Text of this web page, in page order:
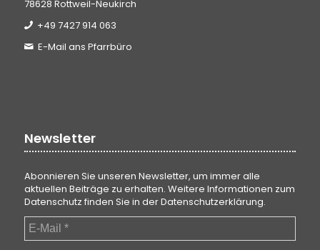
78628 Rottweil-Neukirch
+49 7427 914 063
E-Mail ans Pfarrbüro
Newsletter
Abonnieren Sie unseren Newsletter, um immer alle
aktuellen Beiträge zu erhalten. Weitere Informationen zum
Datenschutz finden Sie in derDatenschutzerklärung.